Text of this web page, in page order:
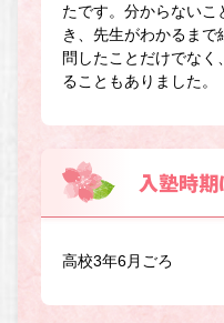
たです。分からない
き、先生がわかるま
問したことだけでな
ることもありました。
入塾時
高校3年6月ごろ